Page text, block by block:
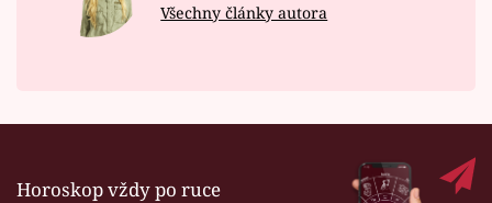
Všechny články autora
Horoskop vždy po ruce